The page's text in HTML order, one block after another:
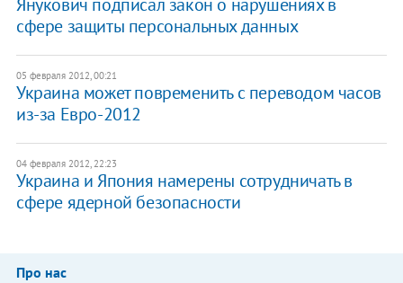
Янукович подписал закон о нарушениях в
сфере защиты персональных данных
05 февраля 2012, 00:21
Украина может повременить с переводом часов
из-за Евро-2012
04 февраля 2012, 22:23
Украина и Япония намерены сотрудничать в
сфере ядерной безопасности
Про нас